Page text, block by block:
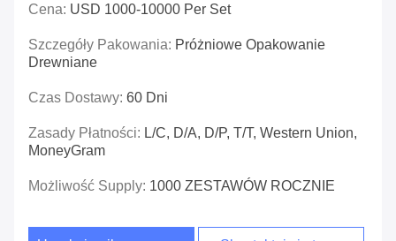
Cena: USD 1000-10000 Per Set
Szczegóły Pakowania: Próżniowe Opakowanie
Drewniane
Czas Dostawy: 60 Dni
Zasady Płatności: L/C, D/A, D/P, T/T, Western Union,
MoneyGram
Możliwość Supply: 1000 ZESTAWÓW ROCZNIE